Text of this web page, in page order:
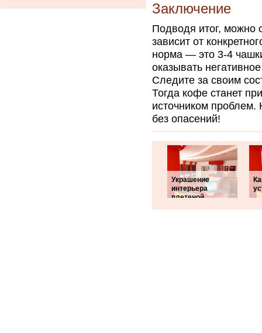
Заключение
Подводя итог, можно
зависит от
норма — это 3-4
оказывать
Следите за своим
Тогда кофе станет
источником
без опасений!
Украшение
интерьера
плетеной